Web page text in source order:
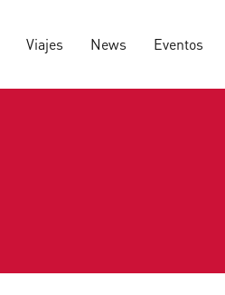
Viajes News Eventos